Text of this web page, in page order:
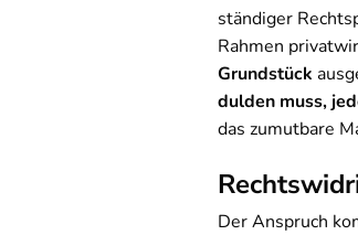
ständiger
Rahmen
Grundstück
dulden muss,
das zumutbare
Der Anspruch